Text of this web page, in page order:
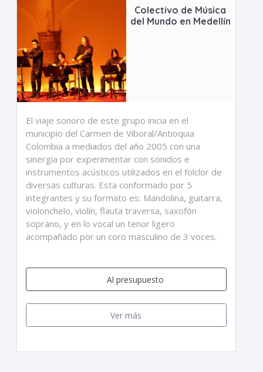
Colectivo de Música
del Mundo en Medellín
El viaje sonoro de este grupo inicia en el
municipio del Carmen de Viboral/Antioquia
Colombia a mediados del año 2005 con una
sinergia por experimentar con sonidos e
instrumentos acústicos utilizados en el folclor de
diversas culturas. Esta conformado por 5
integrantes y su formato es: Mandolina, guitarra,
violonchelo, violín, flauta traversa, saxofón
soprano, y en lo vocal un tenor ligero
acompañado por un coro masculino de 3 voces.
Al presupuesto
Ver más